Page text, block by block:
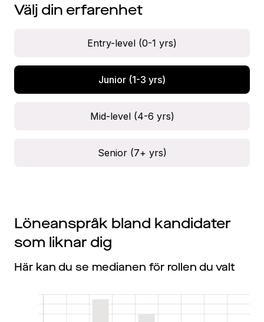
Välj din erfarenhet
Entry-level (0-1 yrs)
Junior (1-3 yrs)
Mid-level (4-6 yrs)
Senior (7+ yrs)
Löneanspråk bland kandidater
som liknar dig
Här kan du se medianen för rollen du valt